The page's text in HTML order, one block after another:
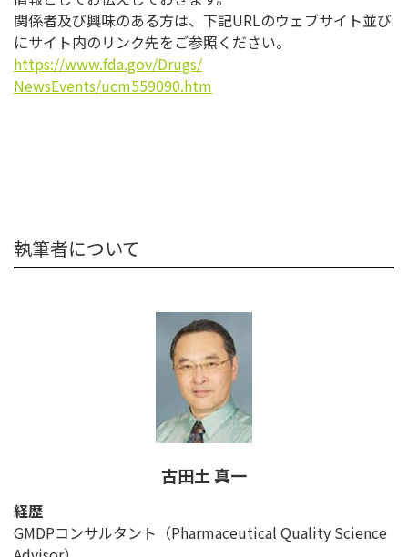
関係者及び興味のある方は、下記URLのウェブサイト並び
にサイ ト内のリンク先をご参照ください。
https://www.fda.gov/Drugs/
NewsEvents/ucm559090.htm
執筆者について
古田土 真一
経歴
GMDPコンサルタント（Pharmaceutical Quality Science